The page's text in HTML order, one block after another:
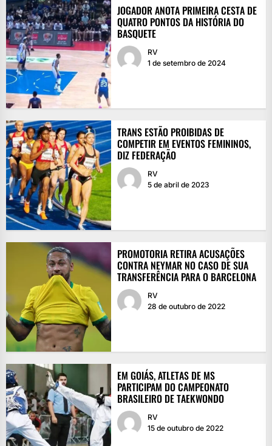
JOGADOR ANOTA PRIMEIRA CESTA DE
QUATRO PONTOS DA HISTÓRIA DO
BASQUETE
RV
1 de setembro de 2024
TRANS ESTÃO PROIBIDAS DE
COMPETIR EM EVENTOS FEMININOS,
DIZ FEDERAÇÃO
RV
5 de abril de 2023
PROMOTORIA RETIRA ACUSAÇÕES
CONTRA NEYMAR NO CASO DE SUA
TRANSFERÊNCIA PARA O BARCELONA
RV
28 de outubro de 2022
EM GOIÁS, ATLETAS DE MS
PARTICIPAM DO CAMPEONATO
BRASILEIRO DE TAEKWONDO
RV
15 de outubro de 2022